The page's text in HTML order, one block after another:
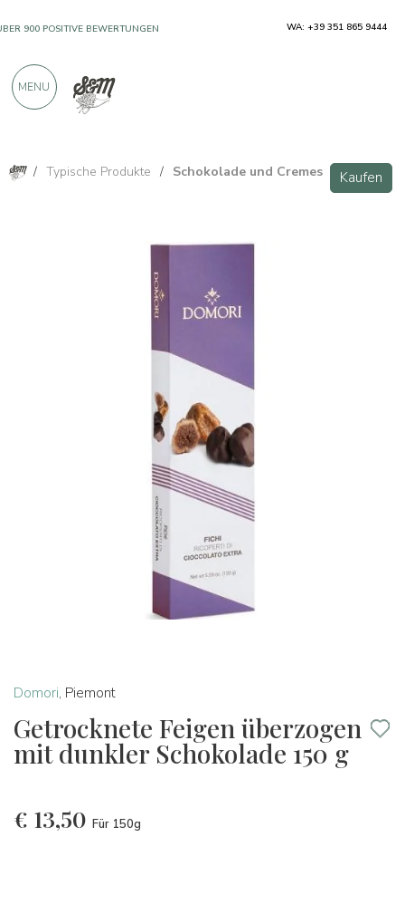
/ Typische Produkte / Schokolade und Cremes Kaufen
Domori, Piemont
Getrocknete Feigen überzogen
mit dunkler Schokolade 150 g
€ 13,50 Für 150g
900 POSITIVE BEWERTUNGEN WA: +39 351 865 9444
MENU